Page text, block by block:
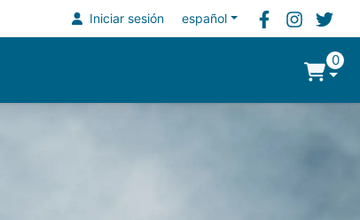
0
Iniciar sesión español